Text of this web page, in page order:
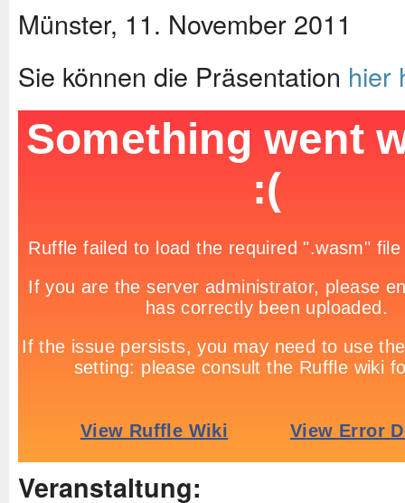
Münster, 11. November 2011
Sie können die Präsentation hier
Veranstaltung: